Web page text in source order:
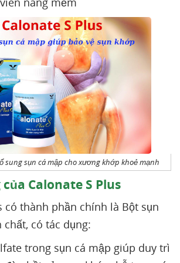
sung sụn cá mập cho xương khớp khoẻ mạnh
Calonate S Plus
có thành phần chính là Bột sụn
chất, có tác dụng:
trong sụn cá mập giúp duy trì